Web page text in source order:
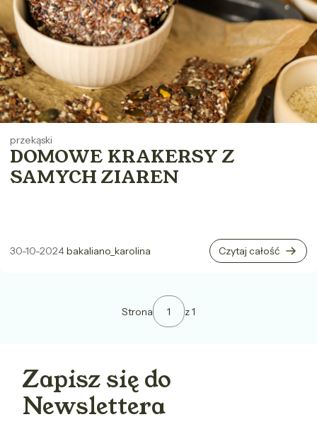
przekąski
DOMOWE KRAKERSY Z
SAMYCH ZIAREN
30-10-2024bakaliano_karolina Czytaj całość
Strona z 1
Zapisz się do
Newslettera